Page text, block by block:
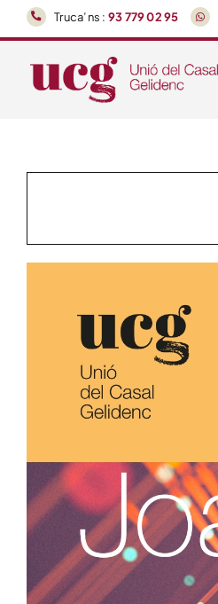
Skip
to
content
Truca’ns : 93 779 02 95